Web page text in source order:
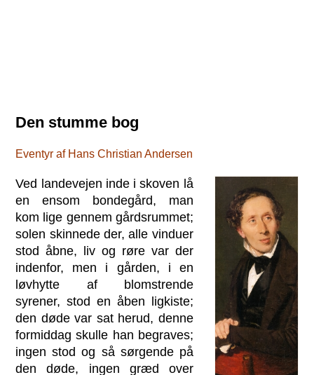
Den stumme bog
Eventyr af Hans Christian Andersen
Ved landevejen inde i skoven lå
en ensom bondegård, man
kom lige gennem gårdsrummet;
solen skinnede der, alle vinduer
stod åbne, liv og røre var der
indenfor, men i gården, i en
løvhytte af blomstrende
syrener, stod en åben ligkiste;
den døde var sat herud, denne
formiddag skulle han begraves;
ingen stod og så sørgende på
den døde, ingen græd over